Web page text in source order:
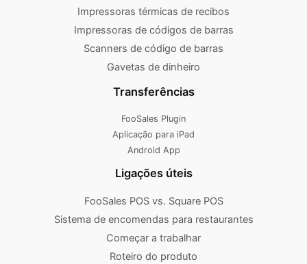
Impressoras térmicas de recibos
Impressoras de códigos de barras
Scanners de código de barras
Gavetas de dinheiro
Transferências
FooSales Plugin
Aplicação para iPad
Android App
Ligações úteis
FooSales POS vs. Square POS
Sistema de encomendas para restaurantes
Começar a trabalhar
Roteiro do produto